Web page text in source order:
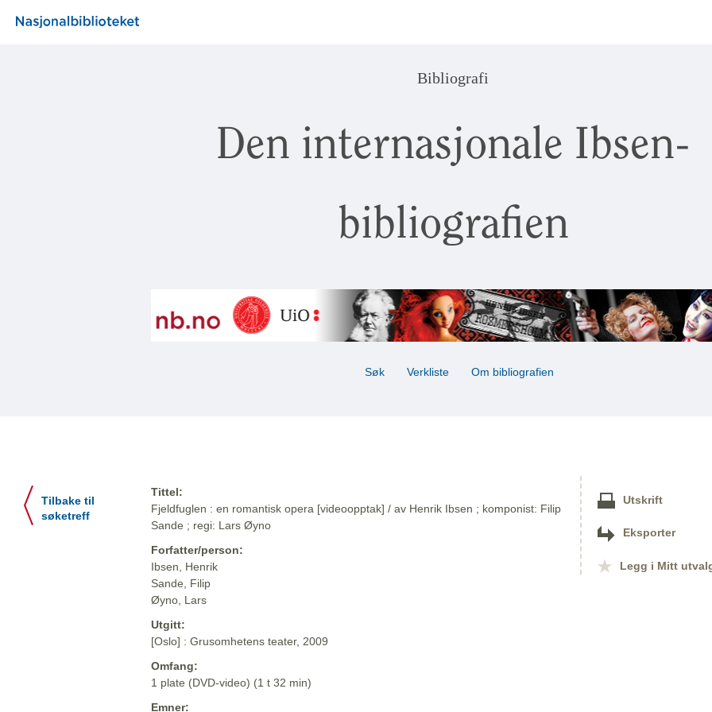
Bibliografi
Den internasjonale Ibsen-
bibliografien
Søk Verkliste Om bibliografien
Tilbake til
søketreff
Tittel:
Fjeldfuglen : en romantisk opera [videoopptak] / av Henrik Ibsen ; komponist: Filip
Sande ; regi: Lars Øyno
Forfatter/person:
Ibsen, Henrik
Sande, Filip
Øyno, Lars
Utgitt:
[Oslo] : Grusomhetens teater, 2009
Omfang:
1 plate (DVD-video) (1 t 32 min)
Emner:
Utskrift
Eksporter
Legg i Mitt